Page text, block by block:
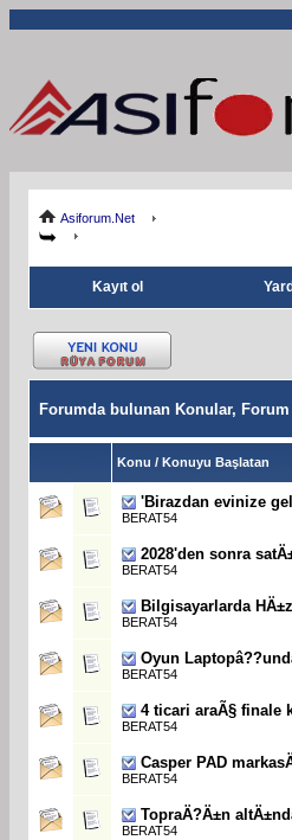
Asiforum.Net
Kayıt ol
Forumda bulunan Konular,
Konu / Konuyu Başlatan
'Birazdan evinize
BERAT54
2028'den sonra
BERAT54
Bilgisayarlarda
BERAT54
Oyun
BERAT54
4 ticari araÃ§ finale
BERAT54
Casper PAD
BERAT54
TopraÄ?Ä±n
BERAT54